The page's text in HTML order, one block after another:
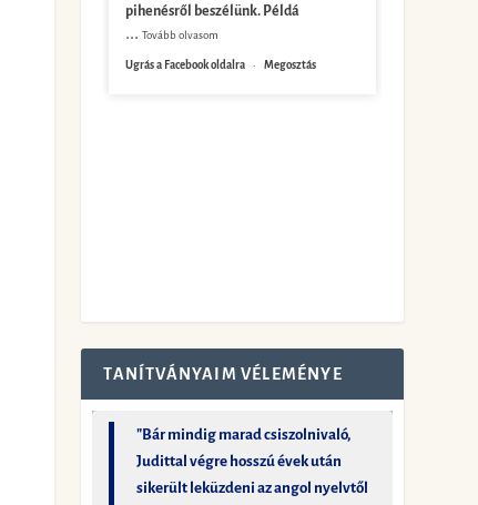
pihenésről beszélünk. Példá
...Tovább olvasom
Ugrás a Facebook oldalra · Megosztás
TANÍTVÁNYAIM VÉLEMÉNYE
"Bár mindig marad csiszolnivaló,
Judittal végre hosszú évek után
sikerült leküzdeni az angol nyelvtől